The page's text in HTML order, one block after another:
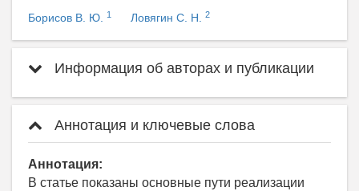
Борисов В. Ю. 1 Ловягин С. Н. 2
Информация об авторах и публикации
Аннотация и ключевые слова
Аннотация:
В статье показаны основные пути реализации